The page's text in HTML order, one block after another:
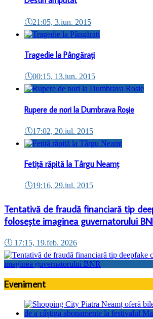
🕔21:05, 3.iun. 2015
Tragedie la Pângărați
🕔00:15, 13.iun. 2015
Rupere de nori la Dumbrava Roșie
🕔17:02, 20.iul. 2015
Fetiță răpită la Târgu Neamț
🕔19:16, 29.iul. 2015
Tentativă de fraudă financiară tip
folosește imaginea guvernatorului
🕔 17:15, 19.feb. 2026
Eveniment